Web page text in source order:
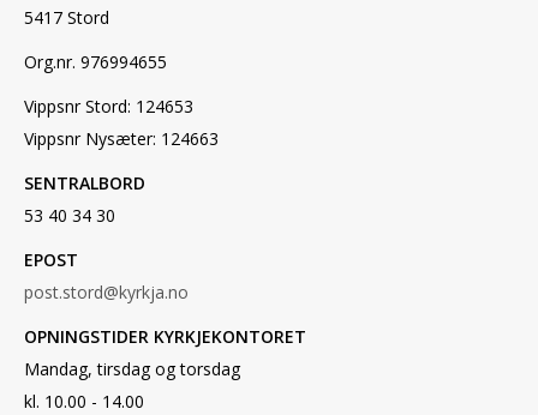
5417 Stord
Org.nr. 976994655
Vippsnr Stord: 124653
Vippsnr Nysæter: 124663
SENTRALBORD
53 40 34 30
EPOST
post.stord@kyrkja.no
OPNINGSTIDER KYRKJEKONTORET
Mandag, tirsdag og torsdag
kl. 10.00 - 14.00